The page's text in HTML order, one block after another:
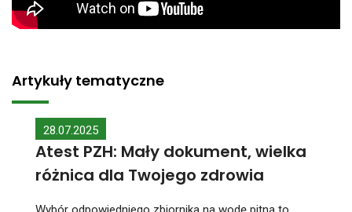
Artykuły tematyczne
28.07.2025
Atest PZH: Mały dokument, wielka
różnica dla Twojego zdrowia